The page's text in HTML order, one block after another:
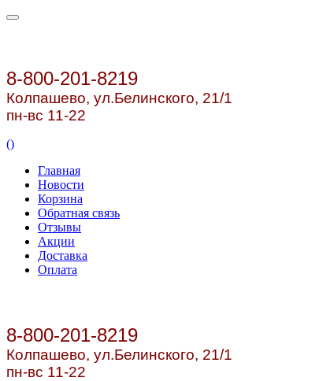
8-800-201-8219
Колпашево, ул.Белинского, 21/1
пн-вс 11-22
()
Главная
Новости
Корзина
Обратная связь
Отзывы
Акции
Доставка
Оплата
8-800-201-8219
Колпашево, ул.Белинского, 21/1
пн-вс 11-22